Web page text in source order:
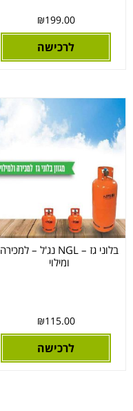
₪199.00
לרכישה
בלוני גז – NGL נג'ל – למכירה
ומילוי
₪115.00
לרכישה